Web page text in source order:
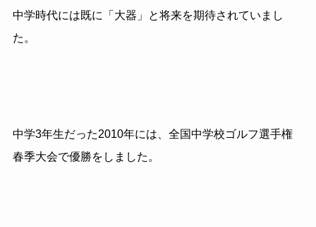
中学時代には既に「大器」と将来を期待されていまし
た。
中学3年生だった2010年には、全国中学校ゴルフ選手権
春季大会で優勝をしました。